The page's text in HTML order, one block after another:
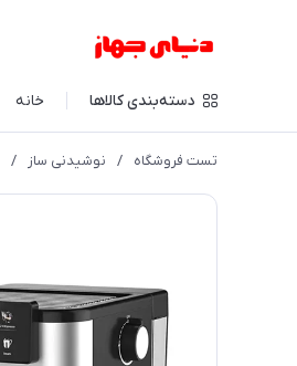
دسته‌بندی کالاها خانه
تست فروشگاه / نوشیدنی ساز /